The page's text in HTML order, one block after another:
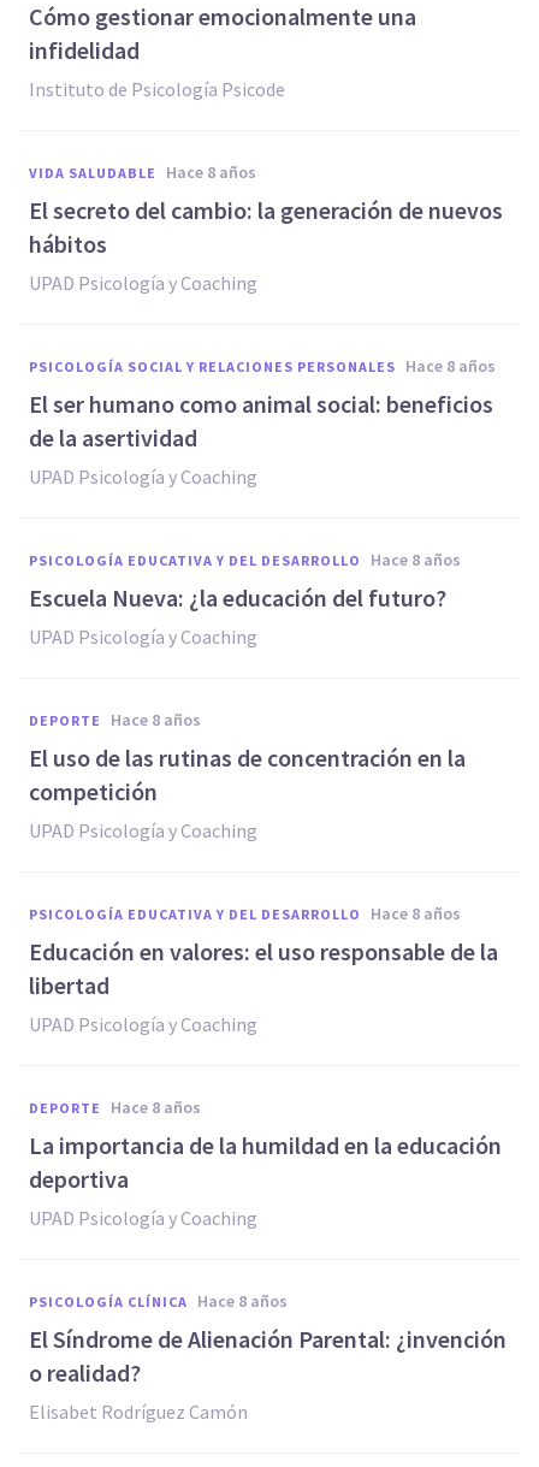
Cómo gestionar emocionalmente una
infidelidad
Instituto de Psicología Psicode
VIDA SALUDABLE hace 8 años
El secreto del cambio: la generación de nuevos
hábitos
UPAD Psicología y Coaching
PSICOLOGÍA SOCIAL Y RELACIONES PERSONALES hace 8 años
El ser humano como animal social: beneficios
de la asertividad
UPAD Psicología y Coaching
PSICOLOGÍA EDUCATIVA Y DEL DESARROLLO hace 8 años
Escuela Nueva: ¿la educación del futuro?
UPAD Psicología y Coaching
DEPORTE hace 8 años
El uso de las rutinas de concentración en la
competición
UPAD Psicología y Coaching
PSICOLOGÍA EDUCATIVA Y DEL DESARROLLO hace 8 años
Educación en valores: el uso responsable de la
libertad
UPAD Psicología y Coaching
DEPORTE hace 8 años
La importancia de la humildad en la educación
deportiva
UPAD Psicología y Coaching
PSICOLOGÍA CLÍNICA hace 8 años
El Síndrome de Alienación Parental: ¿invención
o realidad?
Elisabet Rodríguez Camón